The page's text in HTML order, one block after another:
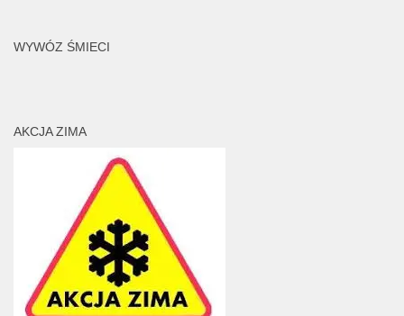
WYWÓZ ŚMIECI
AKCJA ZIMA